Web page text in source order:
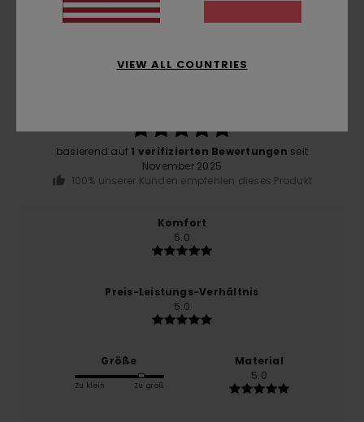
basierend auf 1 verifizierten Bewertungen seit
November 2025
100% unserer Kunden empfehlen dieses Produkt
Komfort
5.0
Preis-Leistungs-Verhältnis
5.0
Größe
Zu klein Zu groß
Material
5.0
VIEW ALL COUNTRIES